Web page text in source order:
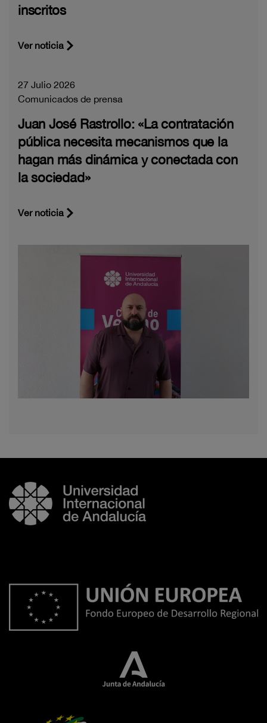
inscritos
Ver noticia
27 Julio 2026
Comunicados de prensa
Juan José Rastrollo: «La contratación
pública necesita mecanismos que la
hagan más dinámica y conectada con
la sociedad»
Ver noticia